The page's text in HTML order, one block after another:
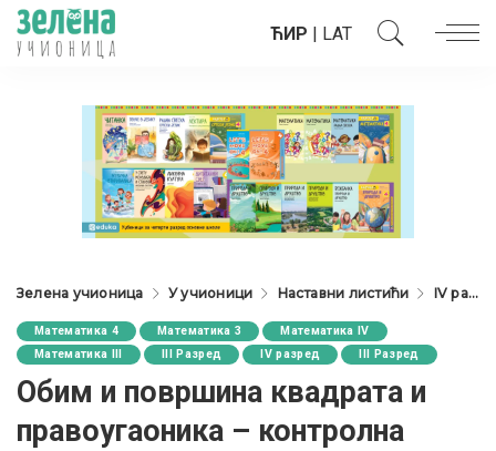
ЋИР | LAT
Зелена учионица У учионици Наставни листићи IV разред
Математика 4 Математика 3
Математика IV
Математика III
III Разред IV разред III Разред
Oбим и површина квадрата и
правоугаоника – контролна